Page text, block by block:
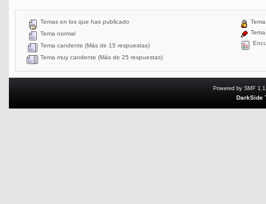
Temas en los que has publicado
Tema normal
Tema candente (Más de 15 respuestas)
Tema muy candente (Más de 25 respuestas)
Powered by SMF
DarkSide